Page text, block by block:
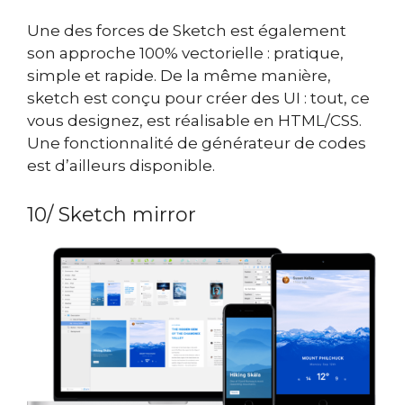
Une des forces de Sketch est également
son approche 100% vectorielle : pratique,
simple et rapide. De la même manière,
sketch est conçu pour créer des UI : tout, ce
vous designez, est réalisable en HTML/CSS.
Une fonctionnalité de générateur de codes
est d’ailleurs disponible.
10/ Sketch mirror